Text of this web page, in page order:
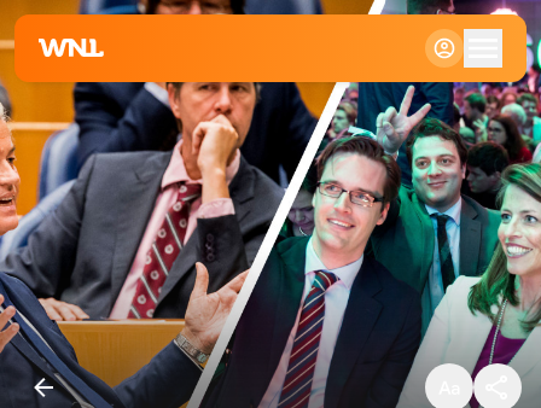
Klein
Standaard